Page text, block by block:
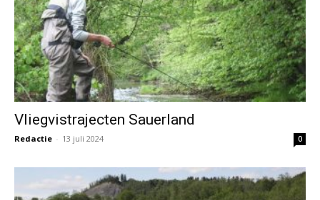
Vliegvistrajecten Sauerland
Redactie - 13 juli 2024 0